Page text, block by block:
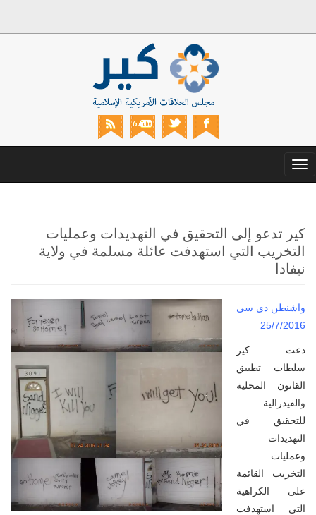
Toggle
navigation
كير تدعو إلى التحقيق في التهديدات وعمليات
التخريب التي استهدفت عائلة مسلمة في ولاية
نيفادا
واشنطن دي سي
25/7/2016
دعت كير
سلطات تطبيق
القانون المحلية
والفيدرالية
للتحقيق في
التهديدات
وعمليات
التخريب القائمة
على الكراهية
التي استهدفت